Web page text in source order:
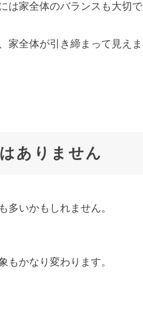
は家全体のバランスも大切で
家全体が引き締まって見えま
ありません
いかもしれません。
かなり変わります。